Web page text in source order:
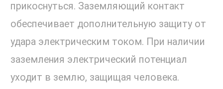
прикоснуться. Заземляющий контакт
обеспечивает дополнительную защиту от
удара электрическим током. При наличии
заземления электрический потенциал
уходит в землю, защищая человека.